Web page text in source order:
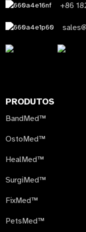
+86
PRODUTOS
BandMed™
OstoMed™
HealMed™
SurgiMed™
FixMed™
PetsMed™